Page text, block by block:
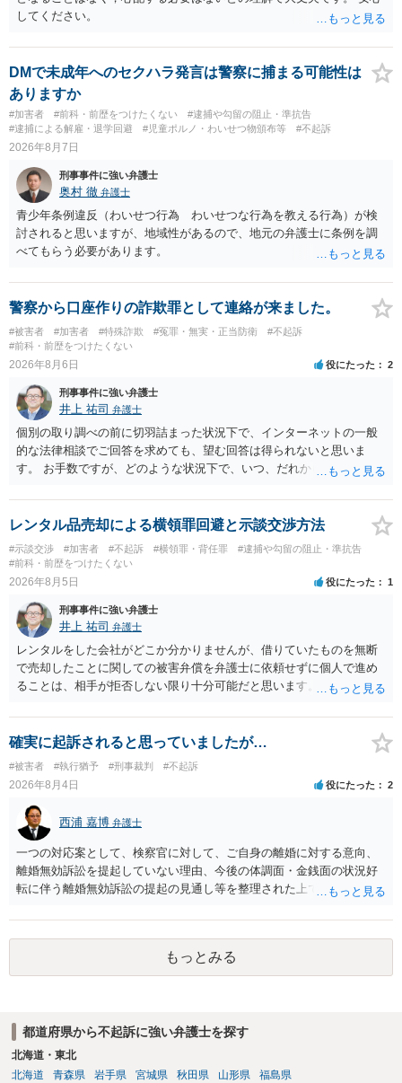
してください。
DMで未成年へのセクハラ発言は警察に捕まる可能性は
ありますか
#加害者 #前科・前歴をつけたくない
#逮捕や勾留の阻止・準抗告
#逮捕による解雇・退学回避
#児童ポルノ・わいせつ物頒布等 #不起訴
2026年8月7日
刑事事件に強い弁護士
奥村 徹 弁護士
青少年条例違反（わいせつ行為 わいせつな行為を教える行為）が検
討されると思いますが、地域性があるので、地元の弁護士に条例を調
べてもらう必要があります。
警察から口座作りの詐欺罪として連絡が来ました。
#被害者 #加害者 #特殊詐欺 #冤罪・無実・正当防衛
#不起訴
#前科・前歴をつけたくない
2026年8月6日 役にたった 2
刑事事件に強い弁護士
井上 祐司 弁護士
個別の取り調べの前に切羽詰まった状況下で、インターネットの一般
的な法律相談でご回答を求めても、望む回答は得られないと思いま
す。 お手数ですが、どのような状況下で、いつ、だれからどのような
の程度だと聞いているのかということについて、お近くで詳細な法律
相談を受けられたうえで対処方法を探された方がよいと思われます。
一般論でいえば、任意取り調べの場合、ＩＣレコーダーを持参して取
り調べ内容を録音することは必須だと考えます。
レンタル品売却による横領罪回避と示談交渉方法
#示談交渉 #加害者 #不起訴 #横領罪・背任罪
#逮捕や勾留の阻止・準抗告
#前科・前歴をつけたくない
2026年8月5日 役にたった 1
刑事事件に強い弁護士
井上 祐司 弁護士
レンタルをした会社がどこか分かりませんが、借りていたものを無断
で売却したことに関しての被害弁償を弁護士に依頼せずに個人で進め
ることは、相手が拒否しない限り十分可能だと思います。 見積を出し
か）、弁護士に法律相談において助言をもらえば足りるでしょう。
確実に起訴されると思っていましたが…
#被害者 #執行猶予 #刑事裁判 #不起訴
2026年8月4日 役にたった 2
西浦 嘉博 弁護士
一つの対応案として、検察官に対して、ご自身の離婚に対する意向、
離婚無効訴訟を提起していない理由、今後の体調面・金銭面の状況好
転に伴う離婚無効訴訟の提起の見通し等を整理された上で、書面とし
検察官の処分判断の際、相談者さんの意向を示す証拠の一つとして位
置づけられる様に思われます。 より詳細についてお聞きになりたい場
合、最寄りの法律事務所での相談を検討ください
もっとみる
都道府県から不起訴に強い弁護士を探す
北海道・東北
北海道
青森県 岩手県 宮城県 秋田県 山形県 福島県